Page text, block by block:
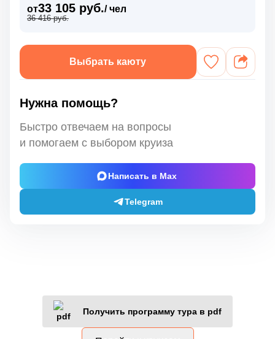
от33 105 руб./ чел
36 416 руб.
Выбрать каюту
Нужна помощь?
Быстро отвечаем на вопросы
и помогаем с выбором круиза
Написать в Max
Telegram
Получить программу тура в pdf